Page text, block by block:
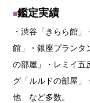
鑑定実績
・渋谷「きらら館
館」・銀座プランタ
の部屋」・レミイ五
グ「ルルドの部屋」
他 など多数。